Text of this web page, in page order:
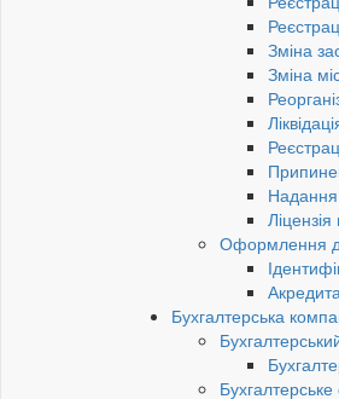
Зміна
Зміна
Надання
Оформлення
Бухгалтерська